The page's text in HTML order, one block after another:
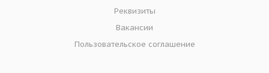
Реквизиты
Вакансии
Пользовательское соглашение